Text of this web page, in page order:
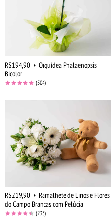
R$194,90 • Orquídea Phalaenopsis
Bicolor
(504)
R$219,90 • Ramalhete de Lírios e Flores
do Campo Brancas com Pelúcia
(233)